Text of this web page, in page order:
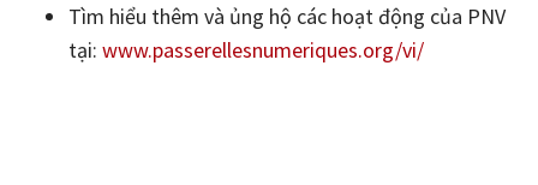
Tìm hiểu thêm và ủng hộ các hoạt động của PNV
tại: www.passerellesnumeriques.org/vi/